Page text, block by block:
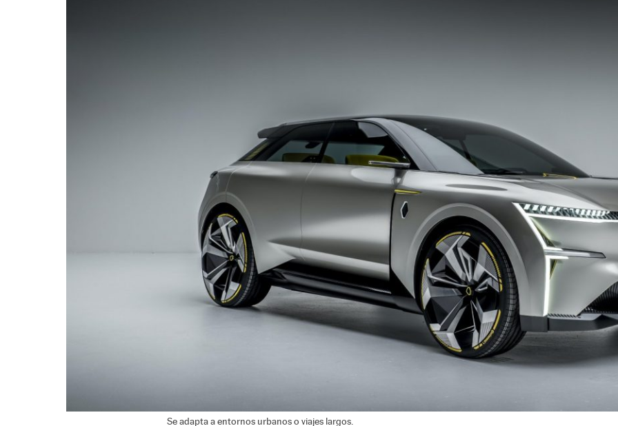
Se adapta a entornos urbanos o viajes largos.